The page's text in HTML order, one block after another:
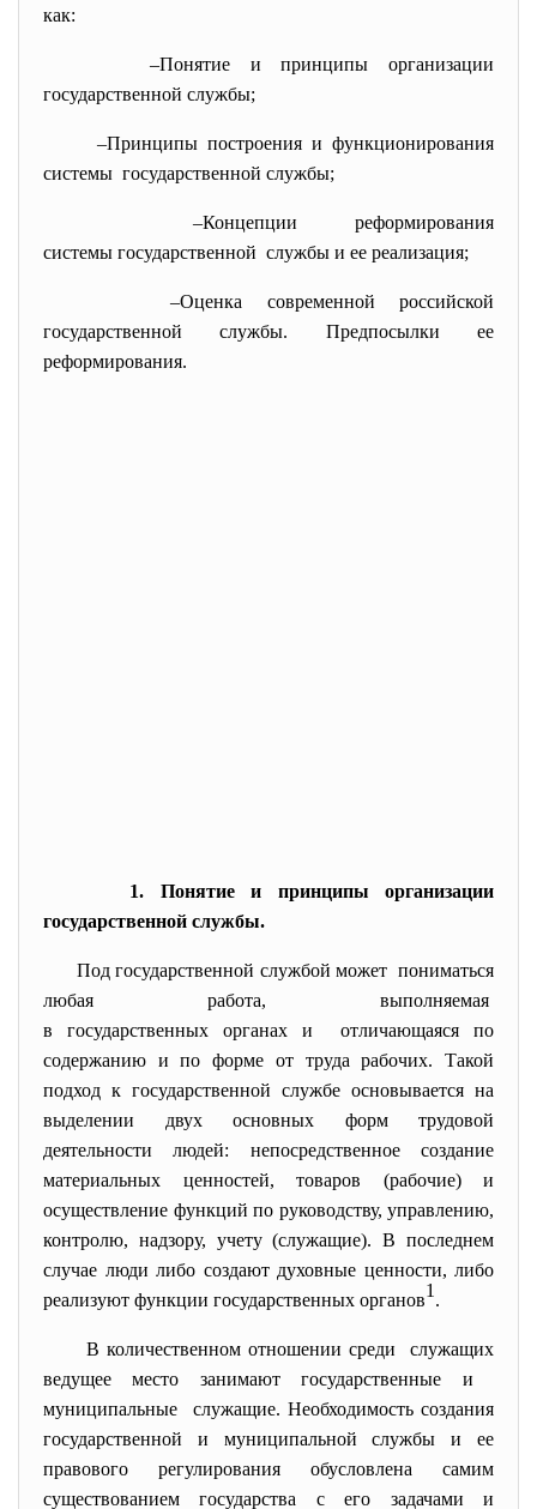
как:
–Понятие и принципы организации
государственной службы;
–Принципы построения и функционирования
системы государственной службы;
–Концепции реформирования
системы государственной службы и ее реализация;
–Оценка современной российской
государственной службы. Предпосылки ее
реформирования.
1. Понятие и принципы организации
государственной службы.
Под государственной службой может пониматься
любая работа, выполняемая
в государственных органах и отличающаяся по
содержанию и по форме от труда рабочих. Такой
подход к государственной службе основывается на
выделении двух основных форм трудовой
деятельности людей: непосредственное создание
материальных ценностей, товаров (рабочие) и
осуществление функций по руководству, управлению,
контролю, надзору, учету (служащие). В последнем
случае люди либо создают духовные ценности, либо
реализуют функции государственных органов1 .
В количественном отношении среди служащих
ведущее место занимают государственные и
муниципальные служащие. Необходимость создания
государственной и муниципальной службы и ее
правового регулирования обусловлена самим
существованием государства с его задачами и